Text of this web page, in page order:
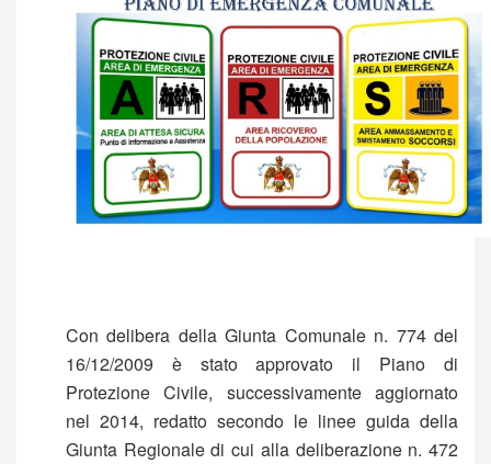
Con delibera della Giunta Comunale n. 774 del
16/12/2009 è stato approvato il Piano di
Protezione Civile, successivamente aggiornato
nel 2014, redatto secondo le linee guida della
Giunta Regionale di cui alla deliberazione n. 472